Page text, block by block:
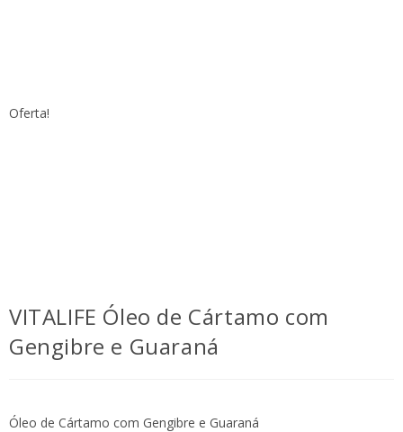
Oferta!
VITALIFE Óleo de Cártamo com
Gengibre e Guaraná
Óleo de Cártamo com Gengibre e Guaraná